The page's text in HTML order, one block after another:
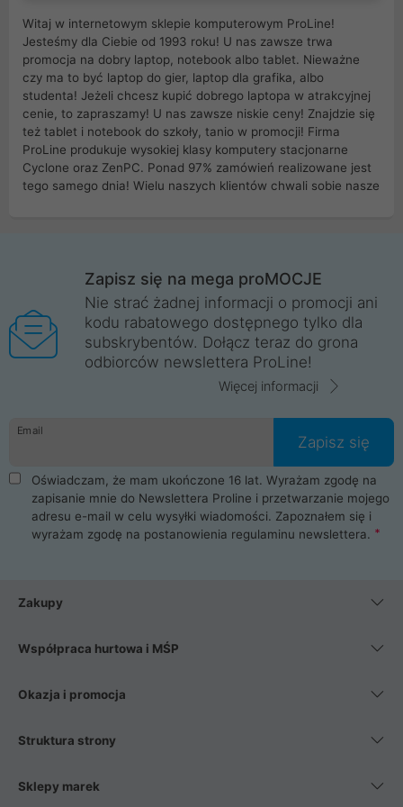
Witaj w internetowym sklepie komputerowym ProLine!
Jesteśmy dla Ciebie od 1993 roku! U nas zawsze trwa
promocja na dobry laptop, notebook albo tablet. Nieważne
czy ma to być laptop do gier, laptop dla grafika, albo
studenta! Jeżeli chcesz kupić dobrego laptopa w atrakcyjnej
cenie, to zapraszamy! U nas zawsze niskie ceny! Znajdzie się
też tablet i notebook do szkoły, tanio w promocji! Firma
ProLine produkuje wysokiej klasy komputery stacjonarne
Cyclone oraz ZenPC. Ponad 97% zamówień realizowane jest
tego samego dnia! Wielu naszych klientów chwali sobie nasze
Wrocław, Poznań, Legnica, Katowice, Gliwice, Kalisz, Bytom,
Trzebnica, Opole. Szybka i profesjonalna obsługa!
ProLine to polska firma ze 100% polskim kapitałem. Działamy
legalnie i płacimy podatki w naszym kraju! Posiadamy siedzibę
główną w Mirkowie oraz salony na terenie kraju. Cała
komunikacja ze sklepem komputerowym ProLine jest
danych osobowych. Dlatego zakup notebooka albo laptopa w
ProLine to czysta przyjemność i pełne bezpieczeństwo.
Zaopatrzysz się u nas w akcesoria i części komputerowe
takie jak procesory, karty graficzne, płyty główne, pamięci,
dyski SSD, M.2 oraz HDD. Nasi pracownicy pomogą Ci wybrać
najlepszy zasilacz komputerowy oraz obudowę do komputera.
Poza komputerami mamy również najlepsze na rynku
Smartfony takich producentów jak Xiaomi, Apple, Samsung i
wentylatory. Na koniec mając już to wszystko, możesz
Zapisz się na mega proMOCJE
Nie strać żadnej informacji o promocji ani
kodu rabatowego dostępnego tylko dla
subskrybentów. Dołącz teraz do grona
odbiorców newslettera ProLine!
Więcej informacji
Email
Zapisz się
Oświadczam, że mam ukończone 16 lat. Wyrażam zgodę na
zapisanie mnie do Newslettera Proline i przetwarzanie mojego
adresu e-mail w celu wysyłki wiadomości. Zapoznałem się i
wyrażam zgodę na postanowienia regulaminu newslettera.
Zakupy
Współpraca hurtowa i MŚP
Okazja i promocja
Struktura strony
Sklepy marek